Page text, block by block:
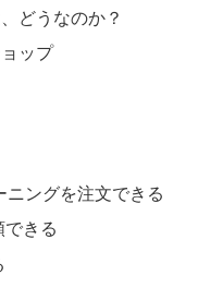
どうなのか？
ップ
ニングを注文できる
きる